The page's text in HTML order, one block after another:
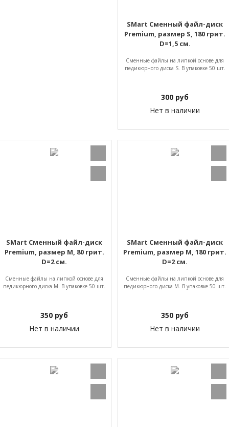
SMart Сменный файл-диск
Premium, размер S, 180 грит.
D=1,5 см.
Сменные файлы на липкой основе для
педикюрного диска S. В упаковке 50 шт.
300 руб
Нет в наличии
SMart Сменный файл-диск
Premium, размер M, 80 грит.
D=2 см.
Сменные файлы на липкой основе для
педикюрного диска M. В упаковке 50 шт.
350 руб
Нет в наличии
SMart Сменный файл-диск
Premium, размер M, 180 грит.
D=2 см.
Сменные файлы на липкой основе для
педикюрного диска M. В упаковке 50 шт.
350 руб
Нет в наличии